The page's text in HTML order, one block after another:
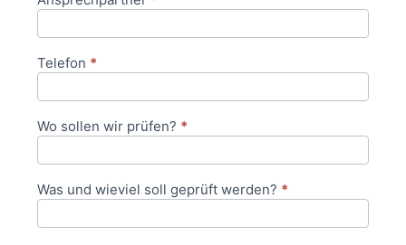
Telefon *
Wo sollen wir prüfen? *
Was und wieviel soll geprüft werden? *